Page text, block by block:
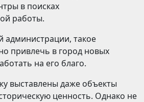
в поисках
работы.
такое
привлечь в город новых
на его благо.
выставлены даже объекты
ценность. Однако не